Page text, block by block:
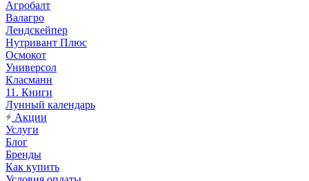
Агробалт
Валагро
Лендскейпер
Нутривант Плюс
Осмокот
Универсол
Класманн
11. Книги
Лунный календарь
Акции
Услуги
Блог
Бренды
Как купить